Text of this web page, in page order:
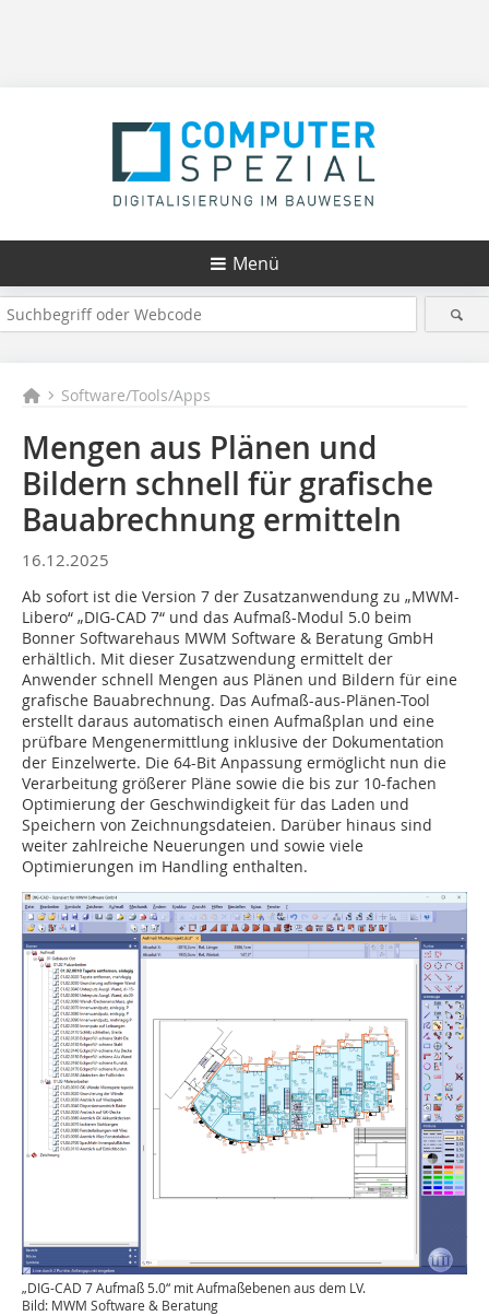
Menü
Software/Tools/Apps
Mengen aus Plänen und
Bildern schnell für grafische
Bauabrechnung ermitteln
16.12.2025
Ab sofort ist die Version 7 der Zusatzanwendung zu „MWM-
Libero“ „DIG-CAD 7“ und das Aufmaß-Modul 5.0 beim
Bonner Softwarehaus MWM Software & Beratung GmbH
erhältlich. Mit dieser Zusatzwendung ermittelt der
Anwender schnell Mengen aus Plänen und Bildern für eine
grafische Bauabrechnung. Das Aufmaß-aus-Plänen-Tool
erstellt daraus automatisch einen Aufmaßplan und eine
prüfbare Mengenermittlung inklusive der Dokumentation
der Einzelwerte. Die 64-Bit Anpassung ermöglicht nun die
Verarbeitung größerer Pläne sowie die bis zur 10-fachen
Optimierung der Geschwindigkeit für das Laden und
Speichern von Zeichnungsdateien. Darüber hinaus sind
weiter zahlreiche Neuerungen und sowie viele
Optimierungen im Handling enthalten.
„DIG-CAD 7 Aufmaß 5.0“ mit Aufmaßebenen aus dem LV.
Bild: MWM Software & Beratung